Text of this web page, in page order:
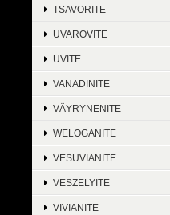
TSAVORITE
UVAROVITE
UVITE
VANADINITE
VÄYRYNENITE
WELOGANITE
VESUVIANITE
VESZELYITE
VIVIANITE